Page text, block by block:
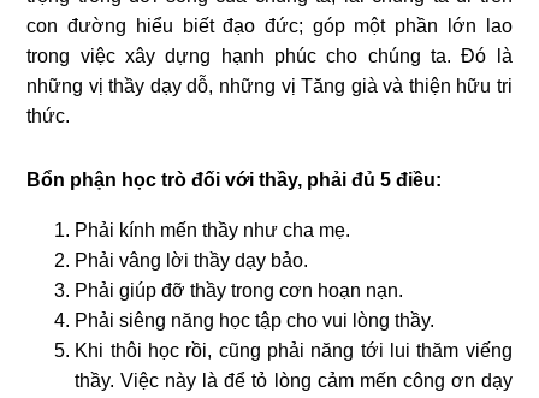
con đường hiểu biết đạo đức; góp một phần lớn lao
trong việc xây dựng hạnh phúc cho chúng ta. Ðó là
những vị thầy dạy dỗ, những vị Tăng già và thiện hữu tri
thức.
Bổn phận học trò đối với thầy, phải đủ 5 điều:
Phải kính mến thầy như cha mẹ.
Phải vâng lời thầy dạy bảo.
Phải giúp đỡ thầy trong cơn hoạn nạn.
Phải siêng năng học tập cho vui lòng thầy.
Khi thôi học rồi, cũng phải năng tới lui thăm viếng
thầy. Việc này là để tỏ lòng cảm mến công ơn dạy